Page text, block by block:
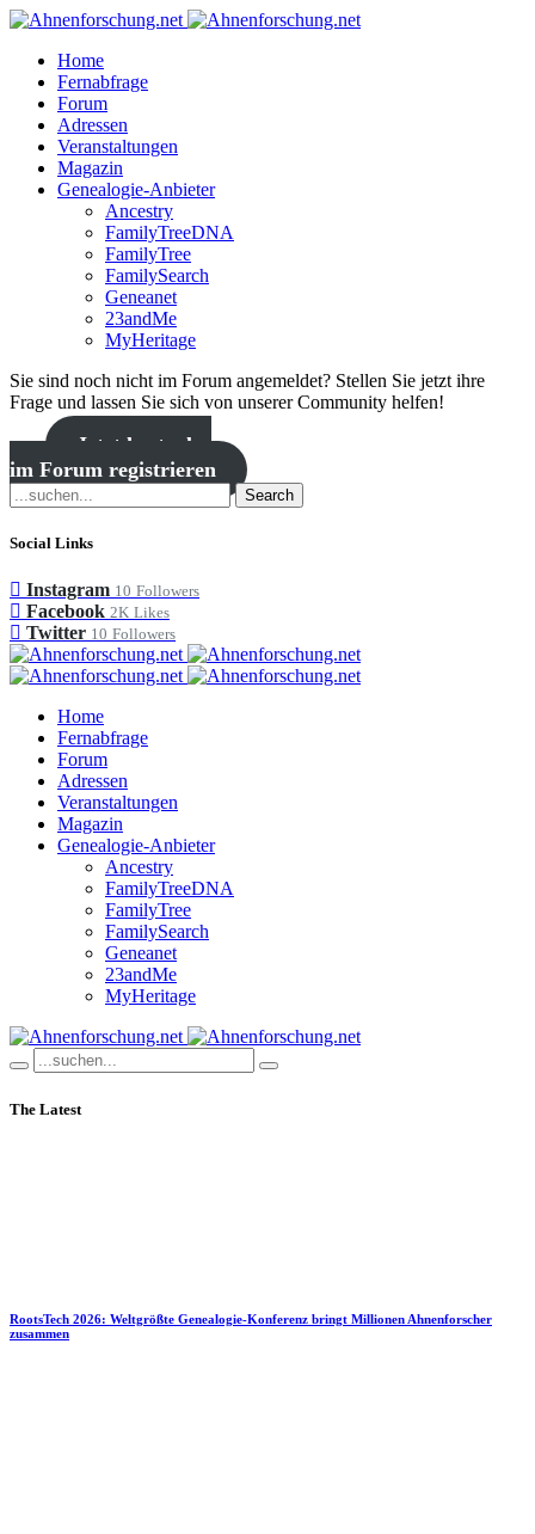
Home
Fernabfrage
Forum
Adressen
Veranstaltungen
Magazin
Genealogie-Anbieter
Ancestry
FamilyTreeDNA
FamilyTree
FamilySearch
Geneanet
23andMe
MyHeritage
Sie sind noch nicht im Forum angemeldet? Stellen Sie jetzt ihre
Frage und lassen Sie sich von unserer Community helfen!
Jetzt kostenlos
im Forum registrieren
Search
Social Links
Instagram 10 Followers
Facebook 2K Likes
Twitter 10 Followers
Home
Fernabfrage
Forum
Adressen
Veranstaltungen
Magazin
Genealogie-Anbieter
Ancestry
FamilyTreeDNA
FamilyTree
FamilySearch
Geneanet
23andMe
MyHeritage
The Latest
RootsTech 2026: Weltgrößte Genealogie-Konferenz bringt Millionen Ahnenforscher
zusammen